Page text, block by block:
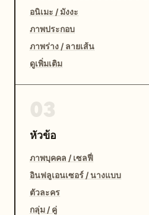
อนิเมะ / มังงะ
ภาพประกอบ
ภาพร่าง / ลายเส้น
ดูเพิ่มเติม
หัวข้อ
ภาพบุคคล / เซลฟี่
อินฟลูเอนเซอร์ / นางแบบ
ตัวละคร
กลุ่ม / คู่